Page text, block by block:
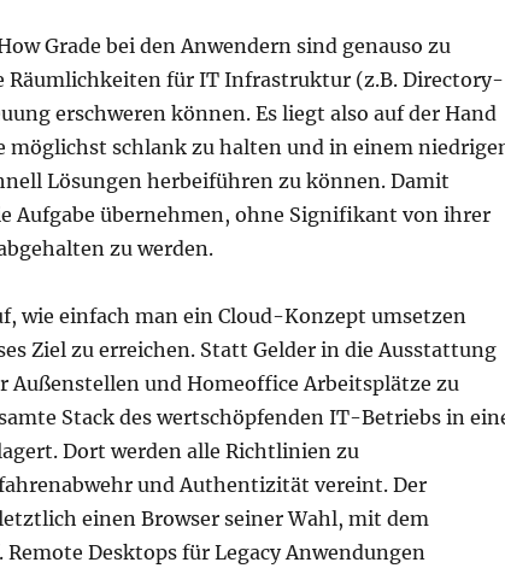
Grade bei den Anwendern sind genauso zu
Räumlichkeiten für IT Infrastruktur (z.B. Directory-
erschweren können. Es liegt also auf der Hand
möglichst schlank zu halten und in einem
Lösungen herbeiführen zu können. Damit
Aufgabe übernehmen, ohne Signifikant von ihrer
zu werden.
wie einfach man ein Cloud-Konzept umsetzen
Ziel zu erreichen. Statt Gelder in die Ausstattung
Außenstellen und Homeoffice Arbeitsplätze zu
Stack des wertschöpfenden IT-Betriebs in
Dort werden alle Richtlinien zu
und Authentizität vereint. Der
einen Browser seiner Wahl, mit dem
Desktops für Legacy Anwendungen